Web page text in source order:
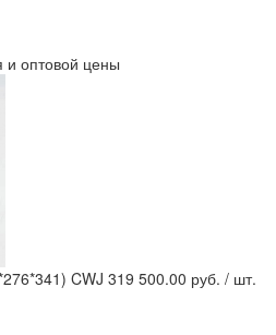
и оптовой цены
CWJ 319 500.00 руб. / шт.